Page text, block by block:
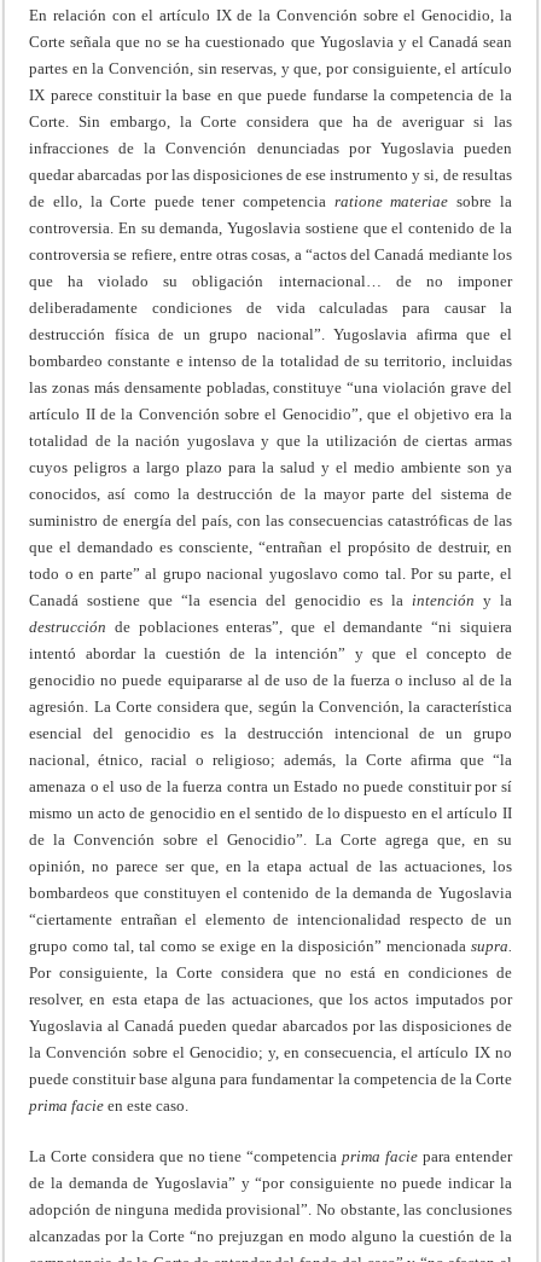
En relación con el artículo IX de la Convención sobre el Genocidio, la
Corte señala que no se ha cuestionado que Yugoslavia y el Canadá sean
partes en la Convención, sin reservas, y que, por consiguiente, el artículo
IX parece constituir la base en que puede fundarse la competencia de la
Corte. Sin embargo, la Corte considera que ha de averiguar si las
infracciones de la Convención denunciadas por Yugoslavia pueden
quedar abarcadas por las disposiciones de ese instrumento y si, de resultas
de ello, la Corte puede tener competencia ratione materiae sobre la
controversia. En su demanda, Yugoslavia sostiene que el contenido de la
controversia se refiere, entre otras cosas, a “actos del Canadá mediante los
que ha violado su obligación internacional… de no imponer
deliberadamente condiciones de vida calculadas para causar la
destrucción física de un grupo nacional”. Yugoslavia afirma que el
bombardeo constante e intenso de la totalidad de su territorio, incluidas
las zonas más densamente pobladas, constituye “una violación grave del
artículo II de la Convención sobre el Genocidio”, que el objetivo era la
totalidad de la nación yugoslava y que la utilización de ciertas armas
cuyos peligros a largo plazo para la salud y el medio ambiente son ya
conocidos, así como la destrucción de la mayor parte del sistema de
suministro de energía del país, con las consecuencias catastróficas de las
que el demandado es consciente, “entrañan el propósito de destruir, en
todo o en parte” al grupo nacional yugoslavo como tal. Por su parte, el
Canadá sostiene que “la esencia del genocidio es la intención y la
destrucción de poblaciones enteras”, que el demandante “ni siquiera
intentó abordar la cuestión de la intención” y que el concepto de
genocidio no puede equipararse al de uso de la fuerza o incluso al de la
agresión. La Corte considera que, según la Convención, la característica
esencial del genocidio es la destrucción intencional de un grupo
nacional, étnico, racial o religioso; además, la Corte afirma que “la
amenaza o el uso de la fuerza contra un Estado no puede constituir por sí
mismo un acto de genocidio en el sentido de lo dispuesto en el artículo II
de la Convención sobre el Genocidio”. La Corte agrega que, en su
opinión, no parece ser que, en la etapa actual de las actuaciones, los
bombardeos que constituyen el contenido de la demanda de Yugoslavia
“ciertamente entrañan el elemento de intencionalidad respecto de un
grupo como tal, tal como se exige en la disposición” mencionada supra.
Por consiguiente, la Corte considera que no está en condiciones de
resolver, en esta etapa de las actuaciones, que los actos imputados por
Yugoslavia al Canadá pueden quedar abarcados por las disposiciones de
la Convención sobre el Genocidio; y, en consecuencia, el artículo IX no
puede constituir base alguna para fundamentar la competencia de la Corte
primafacie en este caso.
La Corte considera que no tiene “competenciaprimafacie para entender
de la demanda de Yugoslavia” y “por consiguiente no puede indicar la
adopción de ninguna medida provisional”. No obstante, las conclusiones
alcanzadas por la Corte “no prejuzgan en modo alguno la cuestión de la